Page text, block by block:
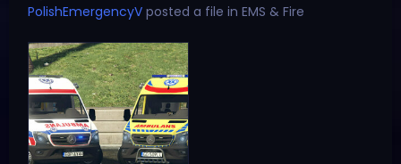
PolishEmergencyV posted a file in EMS & Fire